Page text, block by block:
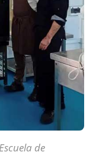
de